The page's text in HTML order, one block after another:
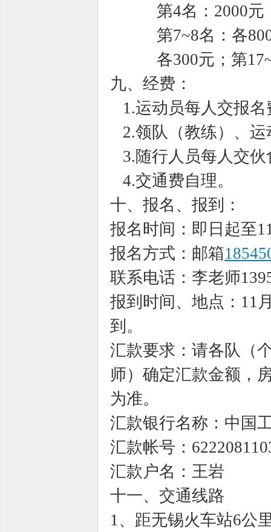
第4名：2000元；
第7~8名：各800
各300元；第
九、经费：
1.运动员每人交报名
2.领队（教练）、运
3.随行人员每人交伙
4.交通费自理。
十、报名、报到：
报名时间：即日起至
报名方式：邮箱
联系电话：李老师
报到时间、地点：11
到。
汇款要求：请各队（
师）确定汇款金额，
为准。
汇款银行名称：中国
汇款帐号：
汇款户名：王岩
十一、交通线路
1、距无锡火车站6公